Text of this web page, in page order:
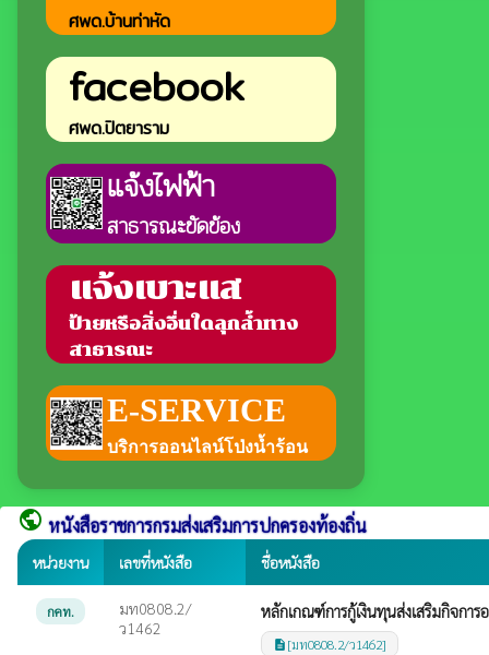
ศพด.บ้านท่าหัด
facebook
ศพด.ปิตยาราม
แจ้งไฟฟ้า
สาธารณะขัดข้อง
แจ้งเบาะแส
ป้ายหรือสิ่งอื่นใดลุกล้ำทาง
สาธารณะ
E-SERVICE
บริการออนไลน์โป่งน้ำร้อน
public หนังสือราชการกรมส่งเสริมการปกครองท้องถิ่น
หน่วยงาน เลขที่หนังสือ ชื่อหนังสือ
กคท.
มท0808.2/
ว1462
หลักเกณฑ์การกู้เงินทุนส่งเสริมกิจการ
description [มท0808.2/ว1462]